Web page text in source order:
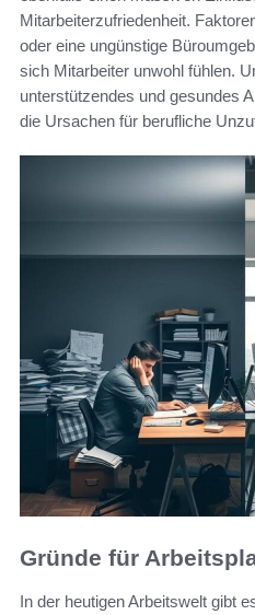
Mitarbeiterzufriedenheit.
oder eine ungünstige
sich Mitarbeiter unwohl fühlen.
unterstützendes und gesundes
die Ursachen für berufliche
Gründe für
In der heutigen Arbeitswelt gibt